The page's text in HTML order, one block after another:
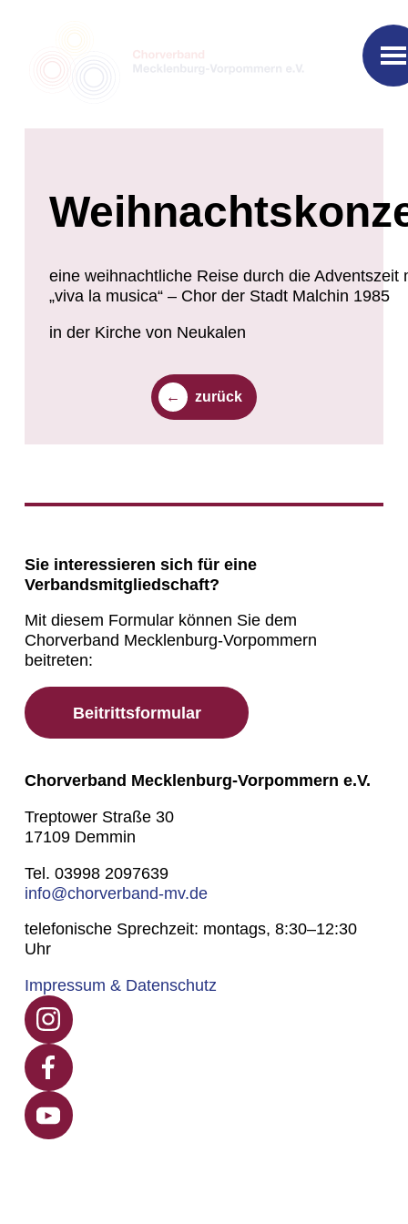
eine weihnachtliche Reise durch die Adventszeit
„viva la musica“ – Chor der Stadt Malchin 1985
in der Kirche von Neukalen
zurück
Sie interessieren sich für eine
Verbandsmitgliedschaft?
Mit diesem Formular können Sie dem
Chorverband Mecklenburg-Vorpommern
beitreten:
Beitrittsformular
Chorverband Mecklenburg-Vorpommern e.V.
Treptower Straße 30
17109 Demmin
Tel. 03998 2097639
info@chorverband-mv.de
telefonische Sprechzeit: montags, 8:30–12:30
Uhr
Impressum & Datenschutz